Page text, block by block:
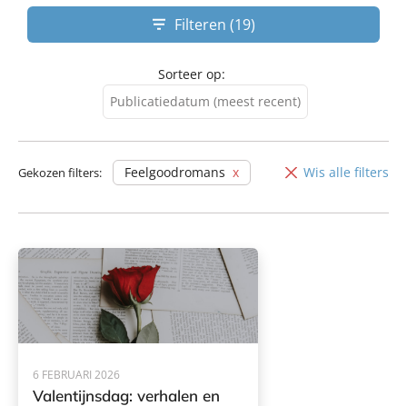
Filteren (19)
Sorteer op:
Publicatiedatum (meest recent)
Publicatiedatum (minst
Gekozen filters: Feelgoodromans Wis alle filters
6 FEBRUARI 2026
Valentijnsdag: verhalen en